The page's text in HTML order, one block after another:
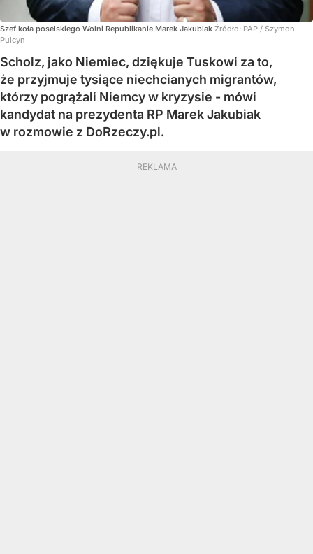
Szef koła poselskiego Wolni Republikanie Marek Jakubiak Źródło: PAP / Szymon
Pulcyn
Scholz, jako Niemiec, dziękuje Tuskowi za to,
że przyjmuje tysiące niechcianych migrantów,
którzy pogrążali Niemcy w kryzysie - mówi
kandydat na prezydenta RP Marek Jakubiak
w rozmowie z DoRzeczy.pl.